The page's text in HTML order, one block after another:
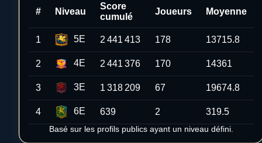
# Niveau
Score
cumulé
Joueurs Moyenne
1 5E 2 441 413 178 13715.8
2 4E 2 441 376 170 14361
3 3E 1 318 209 67 19674.8
4 6E 639 2 319.5
Basé sur les profils publics ayant un niveau défini.